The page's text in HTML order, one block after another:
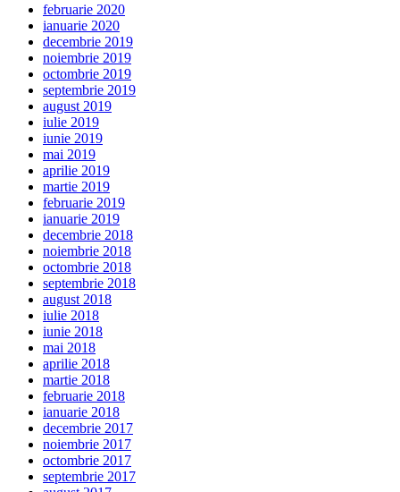
februarie 2020
ianuarie 2020
decembrie 2019
noiembrie 2019
octombrie 2019
septembrie 2019
august 2019
iulie 2019
iunie 2019
mai 2019
aprilie 2019
martie 2019
februarie 2019
ianuarie 2019
decembrie 2018
noiembrie 2018
octombrie 2018
septembrie 2018
august 2018
iulie 2018
iunie 2018
mai 2018
aprilie 2018
martie 2018
februarie 2018
ianuarie 2018
decembrie 2017
noiembrie 2017
octombrie 2017
septembrie 2017